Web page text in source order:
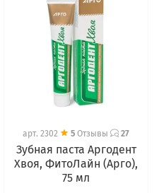
арт. 2302 5 Отзывы 27
Зубная паста Аргодент
Хвоя, ФитоЛайн (Арго),
75 мл